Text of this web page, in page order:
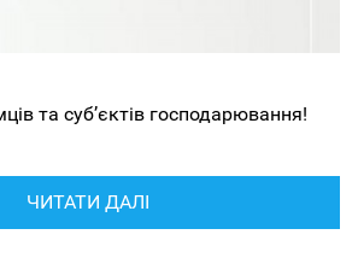
та суб’єктів господарювання!
ЧИТАТИ ДАЛІ